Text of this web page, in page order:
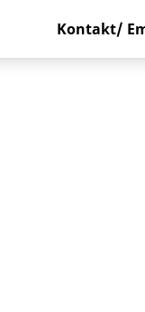
Kontakt/